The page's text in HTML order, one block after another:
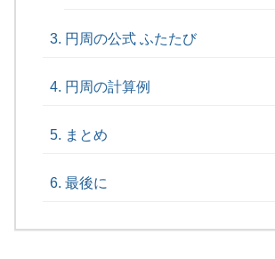
円周の公式 ふたたび
円周の計算例
まとめ
最後に